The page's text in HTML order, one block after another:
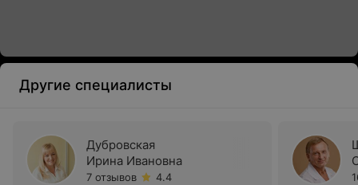
Другие специалисты
Дубровская
Ирина Ивановна
7 отзывов
4.4